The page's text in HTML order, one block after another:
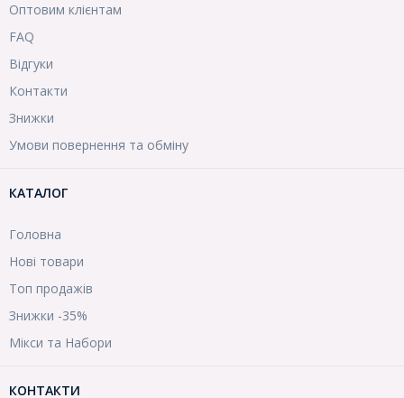
Оптовим клієнтам
FAQ
Відгуки
Контакти
Знижки
Умови повернення та обміну
КАТАЛОГ
Головна
Нові товари
Топ продажів
Знижки -35%
Мікси та Набори
КОНТАКТИ